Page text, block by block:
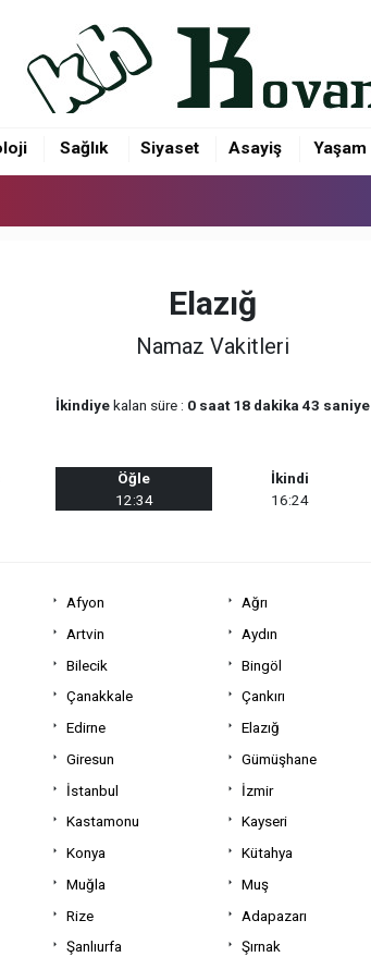
Sağlık Siyaset Asayiş Yaşam
Elazığ
Namaz Vakitleri
İkindiyekalan süre : 0 saat 18 dakika 43 saniye
Öğle
12:34
İkindi
16:24
Afyon Ağrı
Artvin Aydın
Bilecik Bingöl
Çanakkale Çankırı
Edirne Elazığ
Giresun Gümüşhane
İstanbul İzmir
Kastamonu Kayseri
Konya Kütahya
Muğla Muş
Rize Adapazarı
Şanlıurfa Şırnak